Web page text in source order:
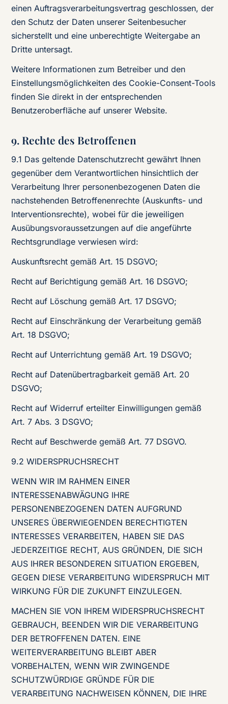
einen Auftragsverarbeitungsvertrag geschlossen, der
den Schutz der Daten unserer Seitenbesucher
sicherstellt und eine unberechtigte Weitergabe an
Dritte untersagt.
Weitere Informationen zum Betreiber und den
Einstellungsmöglichkeiten des Cookie-Consent-Tools
finden Sie direkt in der entsprechenden
Benutzeroberfläche auf unserer Website.
9. Rechte des Betroffenen
9.1 Das geltende Datenschutzrecht gewährt Ihnen
gegenüber dem Verantwortlichen hinsichtlich der
Verarbeitung Ihrer personenbezogenen Daten die
nachstehenden Betroffenenrechte (Auskunfts- und
Interventionsrechte), wobei für die jeweiligen
Ausübungsvoraussetzungen auf die angeführte
Rechtsgrundlage verwiesen wird:
Auskunftsrecht gemäß Art. 15 DSGVO;
Recht auf Berichtigung gemäß Art. 16 DSGVO;
Recht auf Löschung gemäß Art. 17 DSGVO;
Recht auf Einschränkung der Verarbeitung gemäß
Art. 18 DSGVO;
Recht auf Unterrichtung gemäß Art. 19 DSGVO;
Recht auf Datenübertragbarkeit gemäß Art. 20
DSGVO;
Recht auf Widerruf erteilter Einwilligungen gemäß
Art. 7 Abs. 3 DSGVO;
Recht auf Beschwerde gemäß Art. 77 DSGVO.
9.2 WIDERSPRUCHSRECHT
WENN WIR IM RAHMEN EINER
INTERESSENABWÄGUNG IHRE
PERSONENBEZOGENEN DATEN AUFGRUND
UNSERES ÜBERWIEGENDEN BERECHTIGTEN
INTERESSES VERARBEITEN, HABEN SIE DAS
JEDERZEITIGE RECHT, AUS GRÜNDEN, DIE SICH
AUS IHRER BESONDEREN SITUATION ERGEBEN,
GEGEN DIESE VERARBEITUNG WIDERSPRUCH MIT
WIRKUNG FÜR DIE ZUKUNFT EINZULEGEN.
MACHEN SIE VON IHREM WIDERSPRUCHSRECHT
GEBRAUCH, BEENDEN WIR DIE VERARBEITUNG
DER BETROFFENEN DATEN. EINE
WEITERVERARBEITUNG BLEIBT ABER
VORBEHALTEN, WENN WIR ZWINGENDE
SCHUTZWÜRDIGE GRÜNDE FÜR DIE
VERARBEITUNG NACHWEISEN KÖNNEN, DIE IHRE